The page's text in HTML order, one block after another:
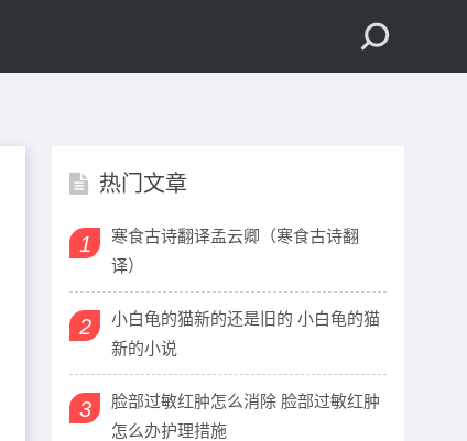
热门文章
1
寒食古诗翻译孟云卿（寒食古诗翻
译）
2
小白龟的猫新的还是旧的 小白龟的猫
新的小说
3
脸部过敏红肿怎么消除 脸部过敏红肿
怎么办护理措施